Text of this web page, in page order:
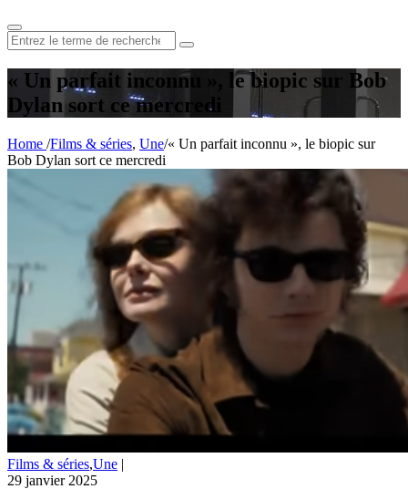
Rechercher
:
« Un parfait inconnu », le biopic sur Bob
Dylan sort ce mercredi
Home /Films & séries, Une/« Un parfait inconnu », le biopic sur
Bob Dylan sort ce mercredi
Films & séries,Une |
29 janvier 2025